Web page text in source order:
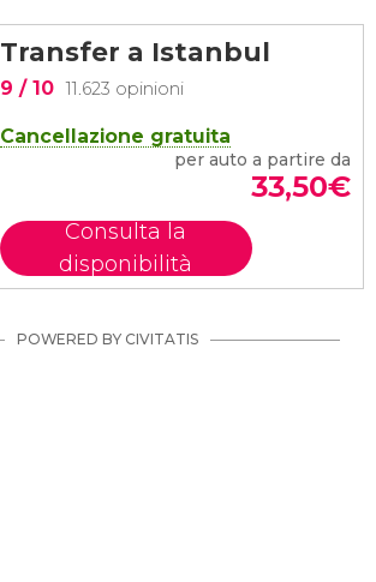
Transfer a Istanbul
9 / 10 11.623 opinioni
Cancellazione gratuita
per auto a partire da
33,50€
Consulta la
disponibilità
POWERED BY CIVITATIS